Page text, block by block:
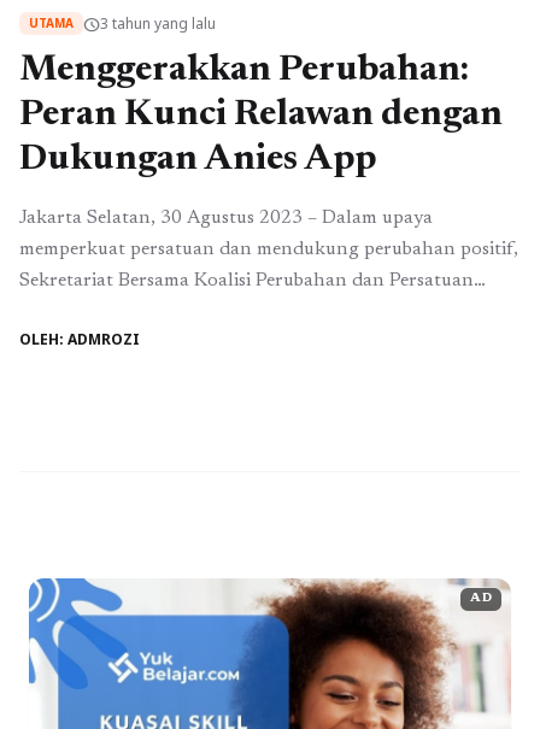
UTAMA schedule3 tahun yang lalu
Menggerakkan Perubahan:
Peran Kunci Relawan dengan
Dukungan Anies App
Jakarta Selatan, 30 Agustus 2023 – Dalam upaya
memperkuat persatuan dan mendukung perubahan positif,
Sekretariat Bersama Koalisi Perubahan dan Persatuan
Suara, Mengawal Perubahan. Acara bersejarah ini
OLEH: ADMROZI
AD